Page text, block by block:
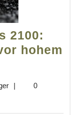
2100:
hohem
Science
|
0